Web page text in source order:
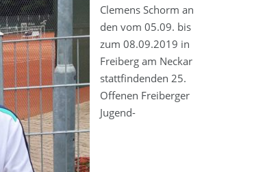
Clemens Schorm an
den vom 05.09. bis
zum 08.09.2019 in
Freiberg am Neckar
stattfindenden 25.
Offenen Freiberger
Jugend-